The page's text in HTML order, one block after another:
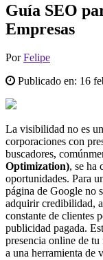
Guía SEO
Empresas
PorFelipe
Publicado en: 16
La visibilidad no es
corporaciones con
buscadores,
Optimization), se ha
oportunidades. Para
página de Google no
adquirir credibilidad,
constante de clientes
publicidad pagada.
presencia online de
a una herramienta de